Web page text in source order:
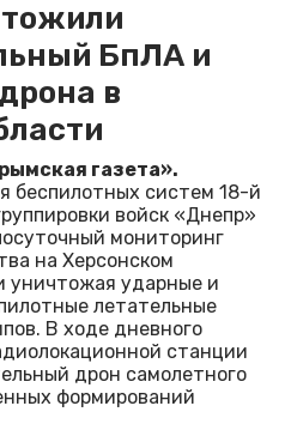
БпЛА и
в
газета».
беспилотных систем 18-й
войск «Днепр»
мониторинг
на Херсонском
уничтожая ударные и
летательные
В ходе дневного
станции
дрон самолетного
формирований